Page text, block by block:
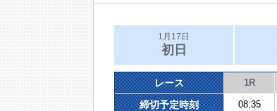
1月17日
初日
レース 1R
締切予定時刻 08:35